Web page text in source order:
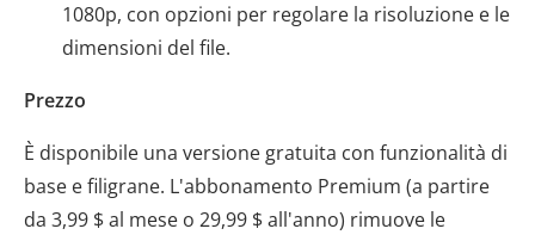
1080p, con opzioni per regolare la risoluzione e le
dimensioni del file.
Prezzo
È disponibile una versione gratuita con funzionalità di
base e filigrane. L'abbonamento Premium (a partire
da 3,99 $ al mese o 29,99 $ all'anno) rimuove le